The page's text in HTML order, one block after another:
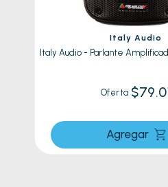
Italy Audio
Italy Audio - Parlante
Oferta
Agregar